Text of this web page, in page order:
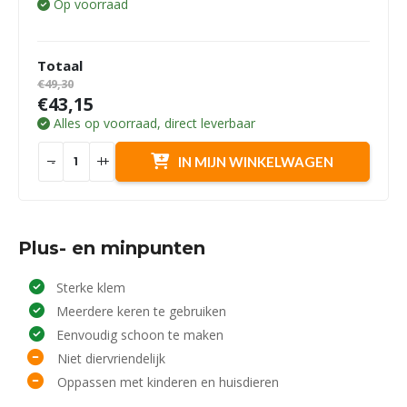
Op voorraad
Totaal
€49,30
€43,15
Alles op voorraad, direct leverbaar
- + IN MIJN WINKELWAGEN
Plus- en minpunten
Sterke klem
Meerdere keren te gebruiken
Eenvoudig schoon te maken
Niet diervriendelijk
Oppassen met kinderen en huisdieren